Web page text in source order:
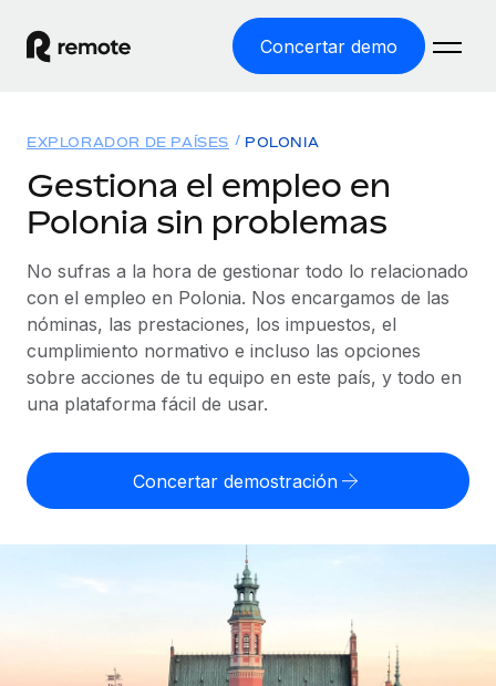
Concertar demo
EMPLEO GLOBAL
Nómina global
Gestiona las nóminas de forma sencilla y conforme a la
legalidad.
Employer of Record
Expándete en todo el mundo sin gastar en entidades.
cumpliendo la normativa.
Integra y gestiona a autónomos globalmente.
Externaliza tareas laborales complejas.
Soluciones
COBERTURA MUNDIAL
Explorador de países
Consulta el soporte del empleo global según el país.
Explorador estatal de EE. UU.
Simplifica la contratación en todos los estados de EE.
Comparador de Remote
Compáranos con otras empresas.
ETAPAS DE CRECIMIENTO
Soluciones ágiles de RR. HH. globales y nóminas para
empresas en crecimiento.
Recursos
HERRAMIENTAS Y CALCULADORAS
Calculadora del riesgo de clasificación errónea
Consulta el riesgo de clasificación errónea por país.
cualquier país.
Descubre opciones de divisas y tiempos de pago para
APRENDIZAJE CON REMOTE
Precios
English
Nederlands
EXPLORADOR DE PAÍSES POLONIA
Gestiona el empleo en
Polonia sin problemas
No sufras a la hora de gestionar todo lo relacionado
con el empleo en Polonia. Nos encargamos de las
nóminas, las prestaciones, los impuestos, el
cumplimiento normativo e incluso las opciones
sobre acciones de tu equipo en este país, y todo en
una plataforma fácil de usar.
Concertar demostración